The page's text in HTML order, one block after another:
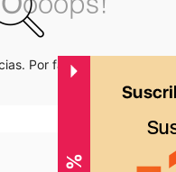
Por favor inténtalo de